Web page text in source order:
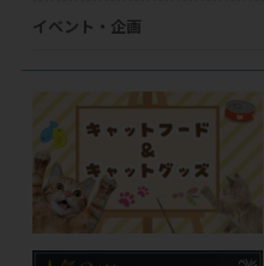
イベント・企画